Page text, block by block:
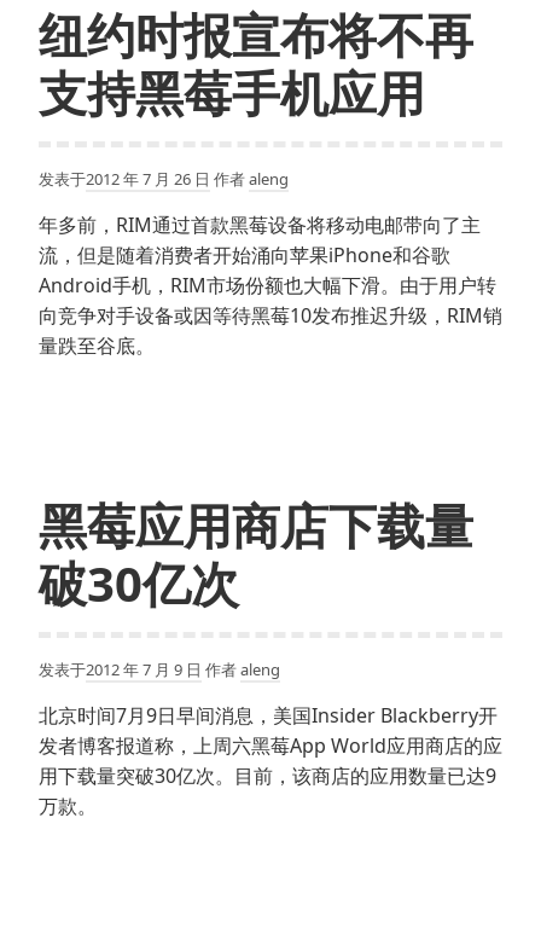
统
发
布
纽约时报宣布将不再
支持黑莓手机应用
发表于2012 年 7 月 26 日 作者aleng
年多前，RIM通过首款黑莓设备将移动电邮带向了主
流，但是随着消费者开始涌向苹果iPhone和谷歌
Android手机，RIM市场份额也大幅下滑。由于用户转
向竞争对手设备或因等待黑莓10发布推迟升级，RIM销
量跌至谷底。
黑莓应用商店下载量
破30亿次
发表于2012 年 7 月 9 日 作者aleng
北京时间7月9日早间消息，美国Insider Blackberry开
发者博客报道称，上周六黑莓App World应用商店的应
用下载量突破30亿次。目前，该商店的应用数量已达9
万款。